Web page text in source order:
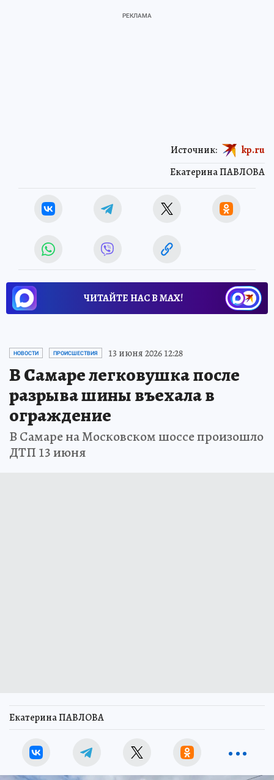
Екатерина ПАВЛОВА
Источник: kp.ru
ЧИТАЙТЕ НАС В МАХ!
НОВОСТИ ПРОИСШЕСТВИЯ 13 июня 2026 12:28
В Самаре легковушка после
разрыва шины въехала в
ограждение
В Самаре на Московском шоссе произошло
ДТП 13 июня
Екатерина ПАВЛОВА